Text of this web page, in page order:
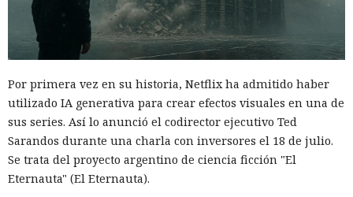
Por primera vez en su historia, Netflix ha admitido haber
utilizado IA generativa para crear efectos visuales en una de
sus series. Así lo anunció el codirector ejecutivo Ted
Sarandos durante una charla con inversores el 18 de julio.
Se trata del proyecto argentino de ciencia ficción "El
Eternauta" (El Eternauta).